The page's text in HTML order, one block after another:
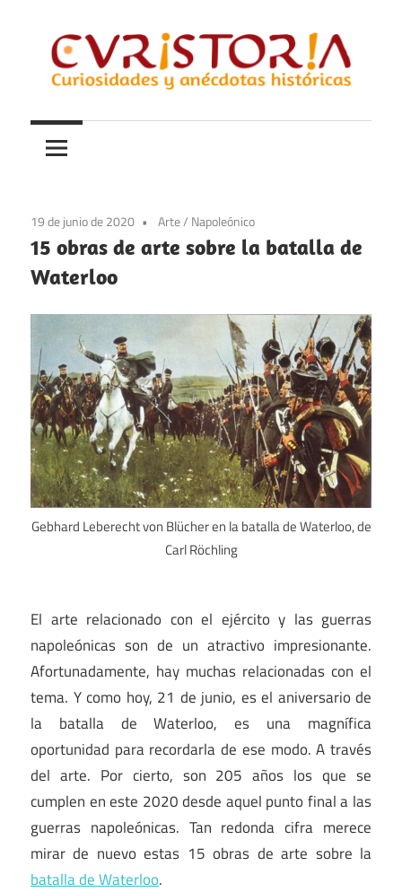
contenido
Curistoria
y
anécdotas
historia
19 de junio de 2020 Arte/ Napoleónico
15 obras de arte sobre la batalla de
Waterloo
Gebhard Leberecht von Blücher en la batalla de Waterloo, de
Carl Röchling
El arte relacionado con el ejército y las guerras
napoleónicas son de un atractivo impresionante.
Afortunadamente, hay muchas relacionadas con el
tema. Y como hoy, 21 de junio, es el aniversario de
la batalla de Waterloo, es una magnífica
oportunidad para recordarla de ese modo. A través
del arte. Por cierto, son 205 años los que se
cumplen en este 2020 desde aquel punto final a las
guerras napoleónicas. Tan redonda cifra merece
mirar de nuevo estas 15 obras de arte sobre la
batalla de Waterloo.